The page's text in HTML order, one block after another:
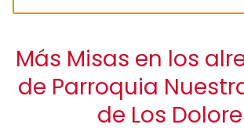
Más Misas en los
de Parroquia
de Los